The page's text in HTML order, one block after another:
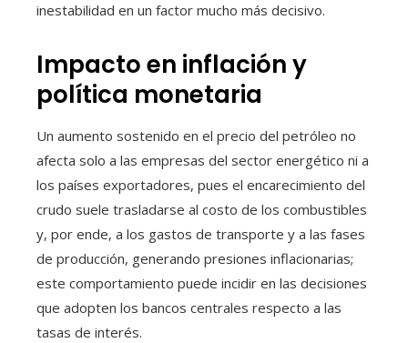
inestabilidad en un factor mucho más decisivo.
Impacto en inflación y
política monetaria
Un aumento sostenido en el precio del petróleo no
afecta solo a las empresas del sector energético ni a
los países exportadores, pues el encarecimiento del
crudo suele trasladarse al costo de los combustibles
y, por ende, a los gastos de transporte y a las fases
de producción, generando presiones inflacionarias;
este comportamiento puede incidir en las decisiones
que adopten los bancos centrales respecto a las
tasas de interés.